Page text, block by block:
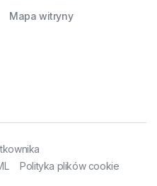
Mapa witryny
Polityka plików cookie